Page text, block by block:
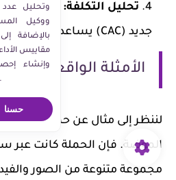
تحليل التكلفة: قياس
جديد (CAC) يساعد في فهم فعالية الحملة.
الأمثلة الواقعية
لننظر إلى مثال عن حملة
الموضة. فإن الحملة كانت
مجموعة متنوعة من الصور
وتحليل عدد
مقاييس
وإنشاء
إساءة الاستخدام ومعالجتها.
حسنا